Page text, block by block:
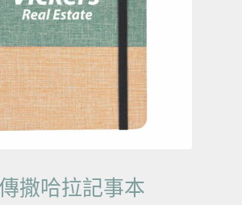
撒哈拉記事本